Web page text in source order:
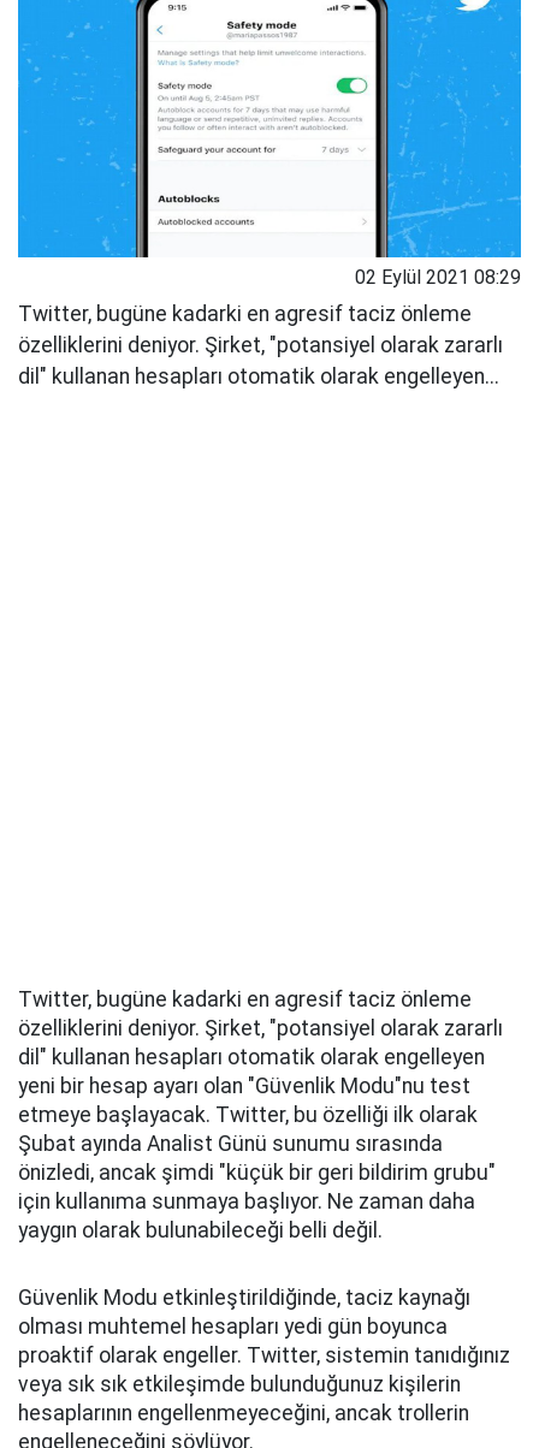
02 Eylül 2021 08:29
Twitter, bugüne kadarki en agresif taciz önleme
özelliklerini deniyor. Şirket, "potansiyel olarak zararlı
dil" kullanan hesapları otomatik olarak engelleyen...
Twitter, bugüne kadarki en agresif taciz önleme
özelliklerini deniyor. Şirket, "potansiyel olarak zararlı
dil" kullanan hesapları otomatik olarak engelleyen
yeni bir hesap ayarı olan "Güvenlik Modu"nu test
etmeye başlayacak. Twitter, bu özelliği ilk olarak
Şubat ayında Analist Günü sunumu sırasında
önizledi, ancak şimdi "küçük bir geri bildirim grubu"
için kullanıma sunmaya başlıyor. Ne zaman daha
yaygın olarak bulunabileceği belli değil.
Güvenlik Modu etkinleştirildiğinde, taciz kaynağı
olması muhtemel hesapları yedi gün boyunca
proaktif olarak engeller. Twitter, sistemin tanıdığınız
veya sık sık etkileşimde bulunduğunuz kişilerin
hesaplarının engellenmeyeceğini, ancak trollerin
engelleneceğini söylüyor.